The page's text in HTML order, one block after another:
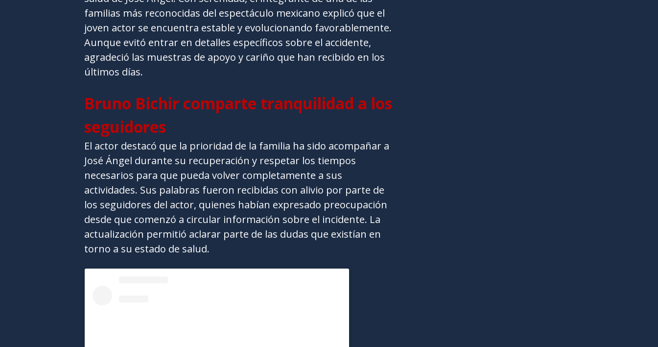
familias más reconocidas del espectáculo mexicano explicó que el
joven actor se encuentra estable y evolucionando favorablemente.
Aunque evitó entrar en detalles específicos sobre el accidente,
agradeció las muestras de apoyo y cariño que han recibido en los
últimos días.
Bruno Bichir comparte tranquilidad a los
seguidores
El actor destacó que la prioridad de la familia ha sido acompañar a
José Ángel durante su recuperación y respetar los tiempos
necesarios para que pueda volver completamente a sus
actividades. Sus palabras fueron recibidas con alivio por parte de
los seguidores del actor, quienes habían expresado preocupación
desde que comenzó a circular información sobre el incidente. La
actualización permitió aclarar parte de las dudas que existían en
torno a su estado de salud.